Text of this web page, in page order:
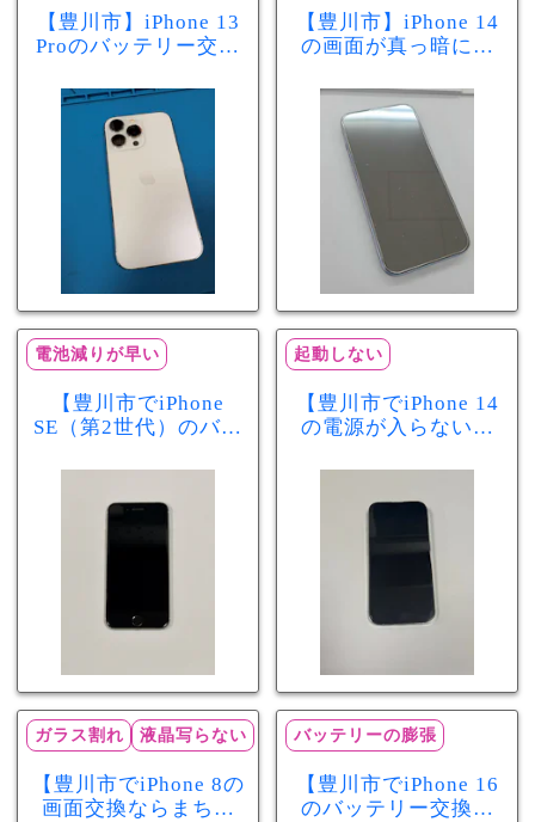
【豊川市】iPhone 13
Proのバッテリー交換
が早い症状も当日90
分で改善
【豊川市】iPhone 14
の画面が真っ暗に…
修理！データそのま
まで復旧しました
電池減りが早い
【豊川市でiPhone
SE（第2世代）のバッ
スマ豊川店】電池の
減りが早い症状も当
起動しない
【豊川市でiPhone 14
の電源が入らない修
店】バッテリー交換
で復旧するケースも
あります！
ガラス割れ 液晶写らない
【豊川市でiPhone 8の
画面交換ならまちス
バッテリーの膨張
【豊川市でiPhone 16
のバッテリー交換な